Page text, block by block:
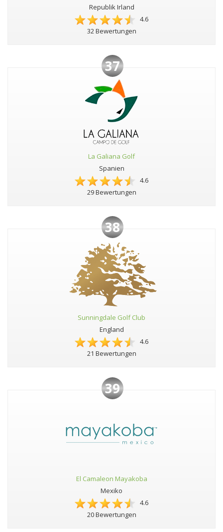
Republik Irland
4.6
32 Bewertungen
37
La Galiana Golf
Spanien
4.6
29 Bewertungen
38
Sunningdale Golf Club
England
4.6
21 Bewertungen
39
El Camaleon Mayakoba
Mexiko
4.6
20 Bewertungen